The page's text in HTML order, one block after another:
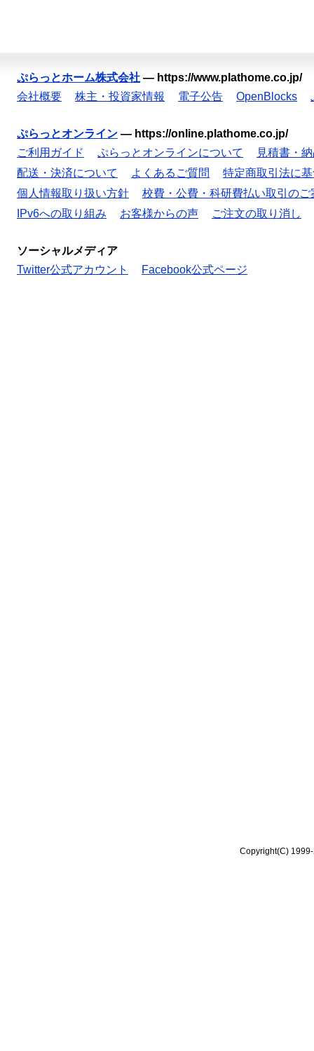
ぷらっとホーム株式会社 — https://www.plathome.co.jp/
会社概要
株主・投資家情報 電子公告 OpenBlocks
ぷらっとオンライン — https://online.plathome.co.jp/
ご利用ガイド
ぷらっとオンラインについて
見積書・
配送・決済について
よくあるご質問
特定商取引法に
個人情報取り扱い方針
校費・公費・科研費払い取引のご
IPv6への取り組み
お客様からの声 ご注文の取り消し
ソーシャルメディア
Twitter公式アカウント
Facebook公式ページ
Copyright(C)